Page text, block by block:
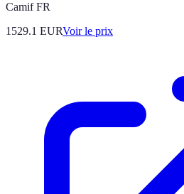
Camif FR
1529.1 EURVoir le prix